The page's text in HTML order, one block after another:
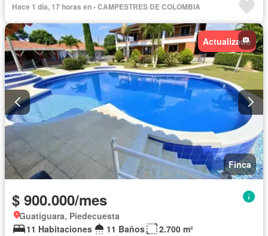
Chimenea
Cocina amoblada
Cocina integral
Cuarto de servicio
Depósito Electricidad
Gas natural
Gimnasio
Internet Jacuzzi Jardín Estudio
Patio
Piscina
Vigilante Sauna
Seguridad privada
Tanque de agua
Terraza Vista panorámica
Wifi
Permite mascotas
Permite niños Solo familias
Hace 1 día, 17 horas en - CAMPESTRES DE COLOMBIA
Actualizado
Finca
$ 900.000/mes
Guatiguara, Piedecuesta
11 Habitaciones
11 Baños
2.700 m²